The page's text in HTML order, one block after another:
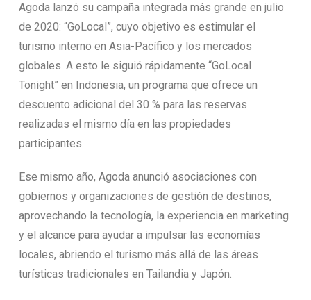
Agoda lanzó su campaña integrada más grande en julio
de 2020: “GoLocal”, cuyo objetivo es estimular el
turismo interno en Asia-Pacífico y los mercados
globales. A esto le siguió rápidamente “GoLocal
Tonight” en Indonesia, un programa que ofrece un
descuento adicional del 30 % para las reservas
realizadas el mismo día en las propiedades
participantes.
Ese mismo año, Agoda anunció asociaciones con
gobiernos y organizaciones de gestión de destinos,
aprovechando la tecnología, la experiencia en marketing
y el alcance para ayudar a impulsar las economías
locales, abriendo el turismo más allá de las áreas
turísticas tradicionales en Tailandia y Japón.